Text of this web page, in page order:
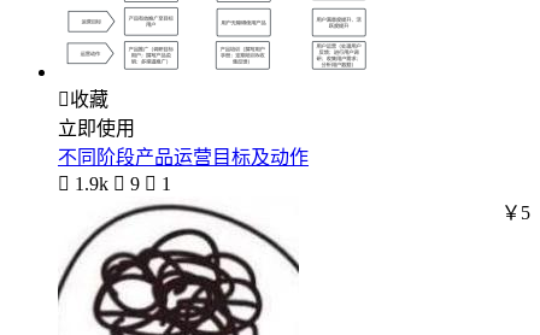
收藏
立即使用
不同阶段产品运营目标及动作
 1.9k  9  1
￥5